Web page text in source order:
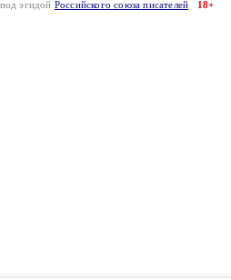
эгидой Российского союза писателей 18+